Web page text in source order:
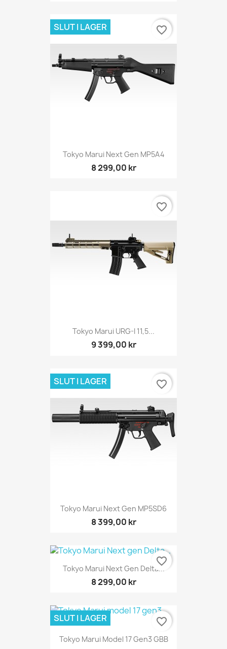
Tokyo Marui Next Gen MP5A4
8 299,00 kr
SLUT I LAGER favorite_border
Tokyo Marui URG-I 11,5...
9 399,00 kr
favorite_border
Tokyo Marui Next Gen MP5SD6
8 399,00 kr
SLUT I LAGER favorite_border
Tokyo Marui Next Gen Delta...
8 299,00 kr
favorite_border
Tokyo Marui Model 17 Gen3 GBB
SLUT I LAGER favorite_border